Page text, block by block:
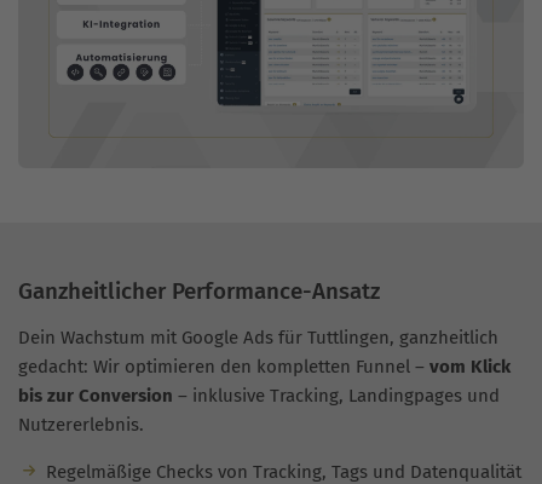
Ganzheitlicher Performance-Ansatz
Dein Wachstum mit Google Ads für Tuttlingen, ganzheitlich
gedacht: Wir optimieren den kompletten Funnel – vom Klick
bis zur Conversion – inklusive Tracking, Landingpages und
Nutzererlebnis.
Regelmäßige Checks von Tracking, Tags und Datenqualität